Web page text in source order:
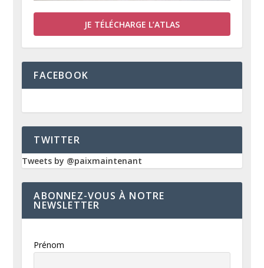
JE TÉLÉCHARGE L’ATLAS
FACEBOOK
TWITTER
Tweets by @paixmaintenant
ABONNEZ-VOUS À NOTRE
NEWSLETTER
Prénom